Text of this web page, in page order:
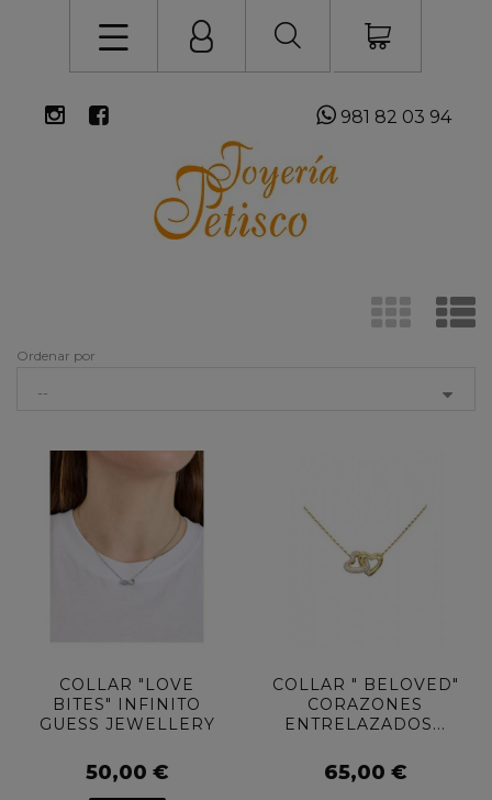
981 82 03 94
Ordenar por
--
COLLAR "LOVE
BITES" INFINITO
GUESS JEWELLERY
50,00 €
COLLAR " BELOVED"
CORAZONES
ENTRELAZADOS...
65,00 €